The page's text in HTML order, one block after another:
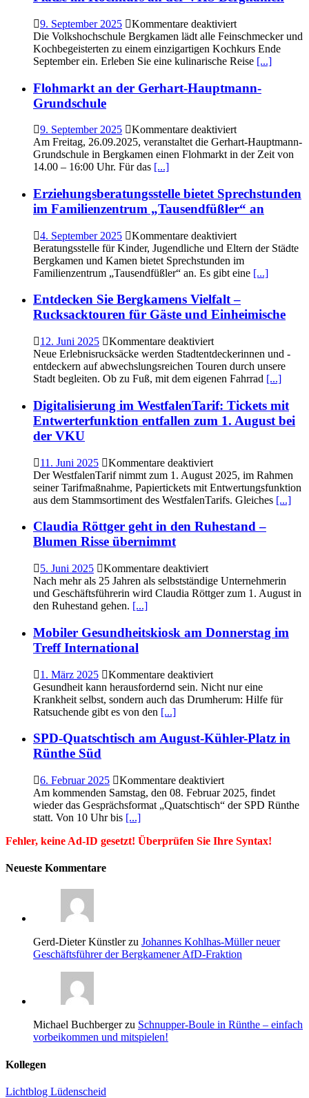
9. September 2025 Kommentare deaktiviertfür
Köstliche
Vielfalt
auf
Art
erleben:
im
Kochkurs
an
Bergkamen
Die Volkshochschule Bergkamen lädt alle Feinschmecker und
Kochbegeisterten zu einem einzigartigen Kochkurs Ende
September ein. Erleben Sie eine kulinarische Reise [...]
Flohmarkt an der Gerhart-Hauptmann-
Grundschule
9. September 2025 Kommentare deaktiviertfür
Flohmarkt
an
Hauptmann-
Grundschule
Am Freitag, 26.09.2025, veranstaltet die Gerhart-Hauptmann-
Grundschule in Bergkamen einen Flohmarkt in der Zeit von
14.00 – 16:00 Uhr. Für das [...]
Erziehungsberatungsstelle bietet Sprechstunden
im Familienzentrum „Tausendfüßler“ an
4. September 2025 Kommentare deaktiviertfür
bietet
Sprechstunden
„Tausendfüßler“
an
Beratungsstelle für Kinder, Jugendliche und Eltern der Städte
Bergkamen und Kamen bietet Sprechstunden im
Familienzentrum „Tausendfüßler“ an. Es gibt eine [...]
Entdecken Sie Bergkamens Vielfalt –
Rucksacktouren für Gäste und Einheimische
12. Juni 2025 Kommentare deaktiviertfür
Entdecken
Sie
Bergkamens
–
Rucksacktouren
für
Einheimische
Neue Erlebnisrucksäcke werden Stadtentdeckerinnen und -
entdeckern auf abwechslungsreichen Touren durch unsere
Stadt begleiten. Ob zu Fuß, mit dem eigenen Fahrrad [...]
Digitalisierung im WestfalenTarif: Tickets mit
Entwerterfunktion entfallen zum 1. August bei
der VKU
11. Juni 2025 Kommentare deaktiviertfür
Digitalisierung
im
WestfalenTarif:
mit
August
bei
Der WestfalenTarif nimmt zum 1. August 2025, im Rahmen
seiner Tarifmaßnahme, Papiertickets mit Entwertungsfunktion
aus dem Stammsortiment des WestfalenTarifs. Gleiches [...]
Claudia Röttger geht in den Ruhestand –
Blumen Risse übernimmt
5. Juni 2025 Kommentare deaktiviertfür
Claudia
Röttger
den
Ruhestand
Risse
übernimmt
Nach mehr als 25 Jahren als selbstständige Unternehmerin
und Geschäftsführerin wird Claudia Röttger zum 1. August in
den Ruhestand gehen. [...]
Mobiler Gesundheitskiosk am Donnerstag im
Treff International
1. März 2025 Kommentare deaktiviertfür
Mobiler
Gesundheitskiosk
im
Gesundheit kann herausfordernd sein. Nicht nur eine
Krankheit selbst, sondern auch das Drumherum: Hilfe für
Ratsuchende gibt es von den [...]
SPD-Quatschtisch am August-Kühler-Platz in
Rünthe Süd
6. Februar 2025 Kommentare deaktiviertfür
SPD-
Quatschtisch
Kühler-
Am kommenden Samstag, den 08. Februar 2025, findet
wieder das Gesprächsformat „Quatschtisch“ der SPD Rünthe
statt. Von 10 Uhr bis [...]
Fehler, keine Ad-ID gesetzt! Überprüfen Sie Ihre Syntax!
Neueste Kommentare
Gerd-Dieter Künstler zu Johannes Kohlhas-Müller neuer
Geschäftsführer der Bergkamener AfD-Fraktion
Michael Buchberger zu Schnupper-Boule in Rünthe – einfach
vorbeikommen und mitspielen!
Kollegen
Lichtblog Lüdenscheid